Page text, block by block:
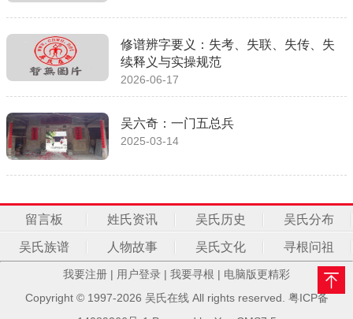
修谱辨字要义：失考、失联、失传、失
续释义与实操规范
2026-06-17
吴六奇：一门五总兵
2025-03-14
留言板 姓氏资讯 吴氏历史 吴氏分布
吴氏族谱 人物故事 吴氏文化 寻根问祖
我要注册 | 用户登录 | 我要寻根 | 电脑版更精彩
Copyright © 1997-2026 吴氏在线 All rights reserved. 粤ICP备